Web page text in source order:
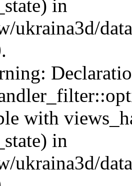
in
ukraina3d/
with
in
ukraina3d/